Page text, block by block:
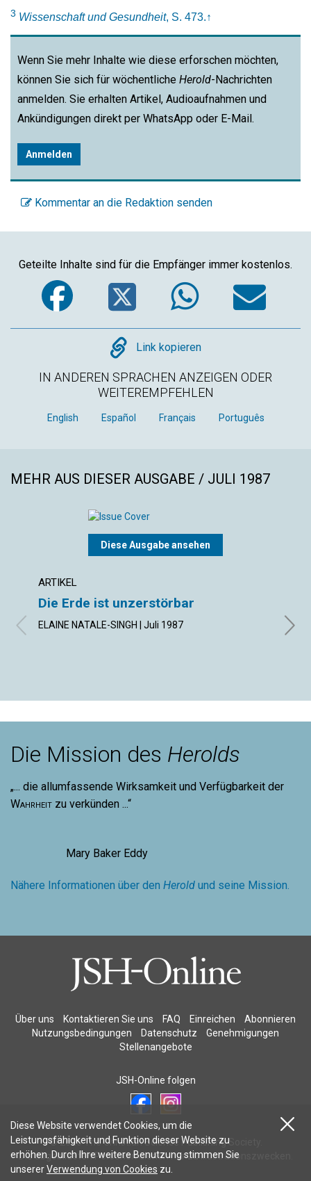
3 Wissenschaft und Gesundheit, S. 473.↑
Wenn Sie mehr Inhalte wie diese erforschen möchten,
können Sie sich für wöchentliche Herold-Nachrichten
anmelden. Sie erhalten Artikel, Audioaufnahmen und
Ankündigungen direkt per WhatsApp oder E-Mail.
Anmelden
Kommentar an die Redaktion senden
Geteilte Inhalte sind für die Empfänger immer kostenlos.
Facebook
Twitter
Copy
Link kopieren
IN ANDEREN SPRACHEN ANZEIGEN ODER
WEITEREMPFEHLEN
English Español Français Português
MEHR AUS DIESER AUSGABE / JULI 1987
Diese Ausgabe ansehen
ARTIKEL
Die Erde ist unzerstörbar
ELAINE NATALE-SINGH | Juli 1987
Die Mission des Herolds
„... die allumfassende Wirksamkeit und Verfügbarkeit der
Wahrheit zu verkünden ...“
Mary Baker Eddy
Nähere Informationen über den Herold und seine Mission.
Über uns Kontaktieren Sie uns FAQ Einreichen
Abonnieren
Nutzungsbedingungen
Datenschutz
Genehmigungen
Stellenangebote
JSH-Online folgen
© 2026 The Christian Science Publishing Society.
Die abgebildeten Personen dienen nur zu Illustrationszwecken.
Diese Website verwendet Cookies, um die
Leistungsfähigkeit und Funktion dieser Website zu
erhöhen. Durch Ihre weitere Benutzung stimmen Sie
unsererVerwendung von Cookies zu.